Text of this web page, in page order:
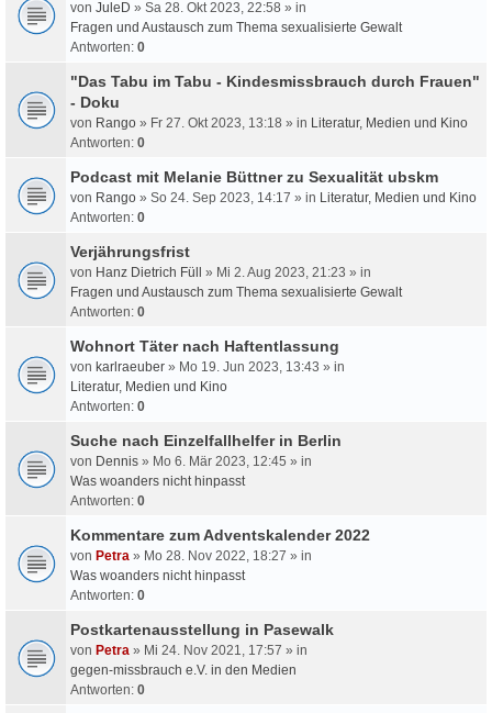
von JuleD » Sa 28. Okt 2023, 22:58 » in
Fragen und Austausch zum Thema sexualisierte Gewalt
Antworten: 0
"Das Tabu im Tabu - Kindesmissbrauch durch Frauen"
- Doku
von Rango » Fr 27. Okt 2023, 13:18 » in Literatur, Medien und Kino
Antworten: 0
Podcast mit Melanie Büttner zu Sexualität ubskm
von Rango » So 24. Sep 2023, 14:17 » in Literatur, Medien und Kino
Antworten: 0
Verjährungsfrist
von Hanz Dietrich Füll » Mi 2. Aug 2023, 21:23 » in
Fragen und Austausch zum Thema sexualisierte Gewalt
Antworten: 0
Wohnort Täter nach Haftentlassung
von karlraeuber » Mo 19. Jun 2023, 13:43 » in
Literatur, Medien und Kino
Antworten: 0
Suche nach Einzelfallhelfer in Berlin
von Dennis » Mo 6. Mär 2023, 12:45 » in
Was woanders nicht hinpasst
Antworten: 0
Kommentare zum Adventskalender 2022
von Petra » Mo 28. Nov 2022, 18:27 » in
Was woanders nicht hinpasst
Antworten: 0
Postkartenausstellung in Pasewalk
von Petra » Mi 24. Nov 2021, 17:57 » in
gegen-missbrauch e.V. in den Medien
Antworten: 0